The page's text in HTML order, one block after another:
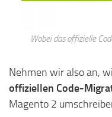
Wobei das offizielle
Nehmen wir also an,
offiziellen Code-
Magento 2